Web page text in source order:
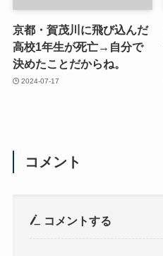
京都・賀茂川に飛び込んだ
高校1年生が死亡→自分で
決めたことだからね。
2024-07-17
コメント
コメントする